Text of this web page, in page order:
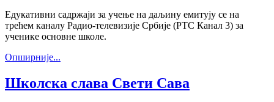
Едукативни садржаји за учење на даљину емитују се на
трећем каналу Радио-телевизије Србије (РТС Канал 3) за
ученике основне школе.
Опширније...
Школска слава Свети Сава